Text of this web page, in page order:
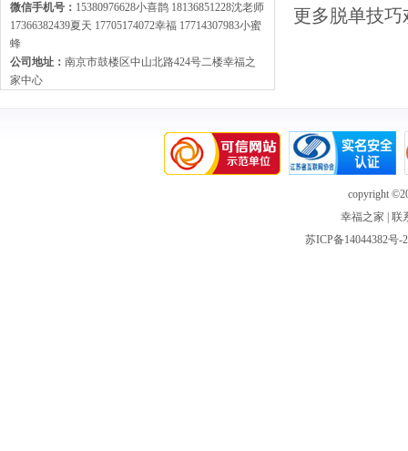
更多脱单技
微信手机号： 15380976628小喜鹊 18136851228沈老师
17366382439夏天 17705174072幸福 17714307983小蜜
蜂
公司地址： 南京市鼓楼区中山北路424号二楼幸福之
家中心
copyright
幸福之家
联
苏ICP备14044382号-2